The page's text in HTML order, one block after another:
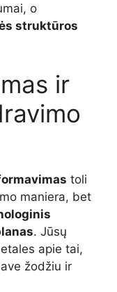
o
struktūros
ir
toli
maniera, bet
. Jūsų
apie tai,
žodžiu ir